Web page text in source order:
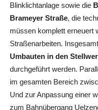
Blinklichtanlage sowie die
Brameyer Straße, die
müssen komplett erneuert
Straßenarbeiten.
Umbauten in den
durchgeführt werden.
im gesamten Bereich
Und zur Anpassung einer
zum Bahnübergang